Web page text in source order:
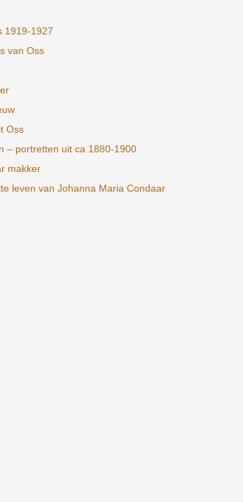
1919-1927
van Oss
Oss
– portretten uit ca 1880-1900
makker
leven van Johanna Maria Condaar